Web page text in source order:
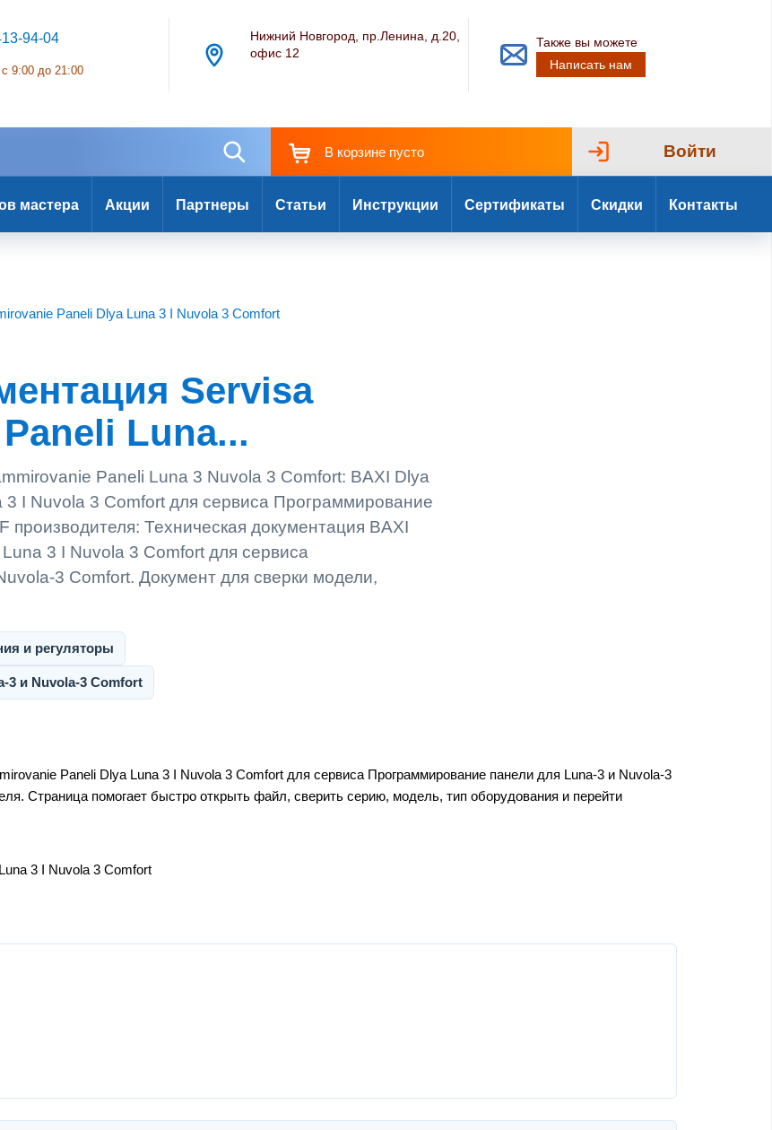
94-04
9:00 до 21:00
Нижний Новгород, пр.Ленина, д.20,
офис 12
Также вы можете
Написать нам
В корзине пусто Войти
мастера Акции Партнеры Статьи Инструкции Сертификаты Скидки Контакты
Paneli Dlya Luna 3 I Nuvola 3 Comfort
Servisa
Luna...
Paneli Luna 3 Nuvola 3 Comfort: BAXI Dlya
I Nuvola 3 Comfort для сервиса Программирование
Техническая документация BAXI
3 I Nuvola 3 Comfort для сервиса
3 Comfort. Документ для сверки модели,
и регуляторы
3 и Nuvola-3 Comfort
Paneli Dlya Luna 3 I Nuvola 3 Comfort для сервиса Программирование панели для Luna-3 и Nuvola-3
Страница помогает быстро открыть файл, сверить серию, модель, тип оборудования и перейти
3 I Nuvola 3 Comfort